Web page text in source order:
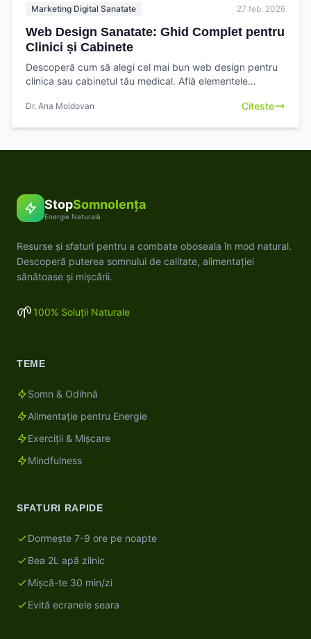
Marketing Digital Sanatate 27 feb. 2026
Web Design Sanatate: Ghid Complet pentru
Clinici și Cabinete
Descoperă cum să alegi cel mai bun web design pentru
clinica sau cabinetul tău medical. Află elementele
Dr. Ana Moldovan Citeste
StopSomnolența
Energie Naturală
Resurse și sfaturi pentru a combate oboseala în mod natural.
Descoperă puterea somnului de calitate, alimentației
sănătoase și mișcării.
🌱 100% Soluții Naturale
TEME
Somn & Odihnă
Alimentație pentru Energie
Exerciții & Mișcare
Mindfulness
SFATURI RAPIDE
Dormește 7-9 ore pe noapte
Bea 2L apă zilnic
Mișcă-te 30 min/zi
Evită ecranele seara